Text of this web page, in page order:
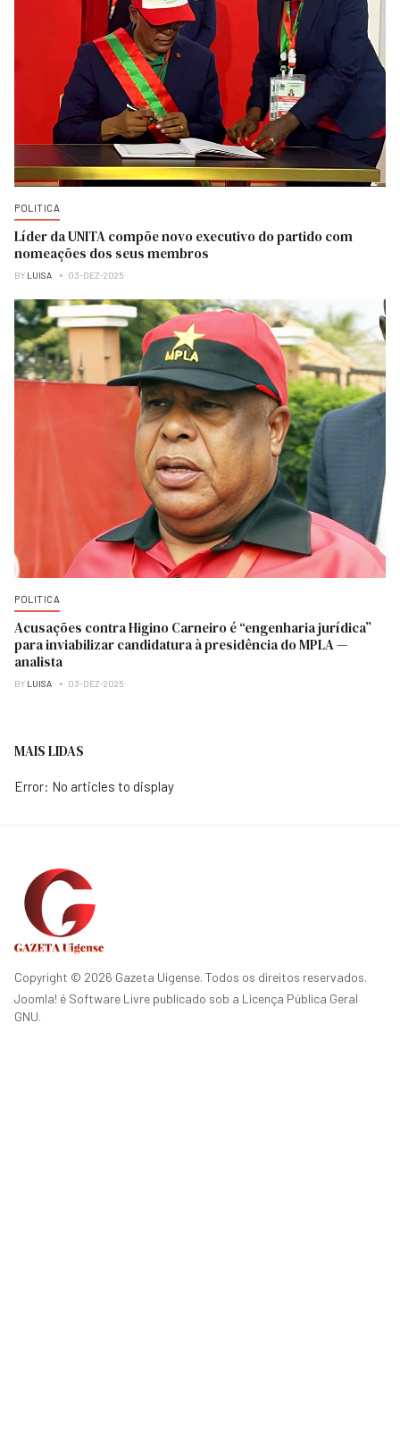
POLITICA
Líder da UNITA compõe novo executivo do partido com
nomeações dos seus membros
BY LUISA 03-DEZ-2025
POLITICA
Acusações contra Higino Carneiro é “engenharia jurídica”
para inviabilizar candidatura à presidência do MPLA —
analista
BY LUISA 03-DEZ-2025
MAIS LIDAS
Error: No articles to display
Copyright © 2026 Gazeta Uigense. Todos os direitos reservados.
Joomla! é Software Livre publicado sob a Licença Pública Geral
GNU.